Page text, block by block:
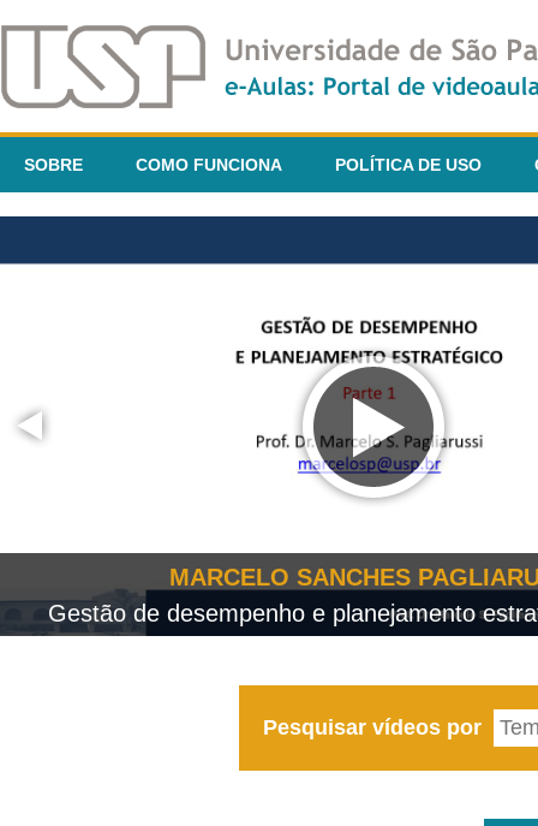
SOBRE COMO FUNCIONA POLÍTICA DE USO
MARCELO SANCHES
Gestão de desempenho e planejamento
Pesquisar vídeos por